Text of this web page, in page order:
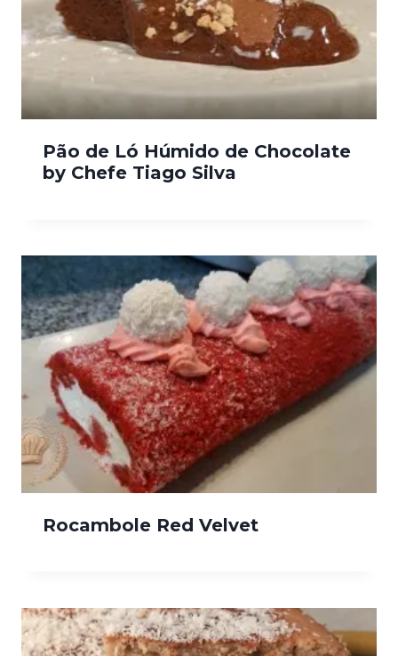
Pão de Ló Húmido de Chocolate
by Chefe Tiago Silva
Rocambole Red Velvet